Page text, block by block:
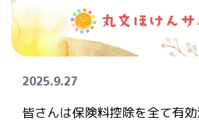
2025.9.27
皆さんは保険料控除を全て有